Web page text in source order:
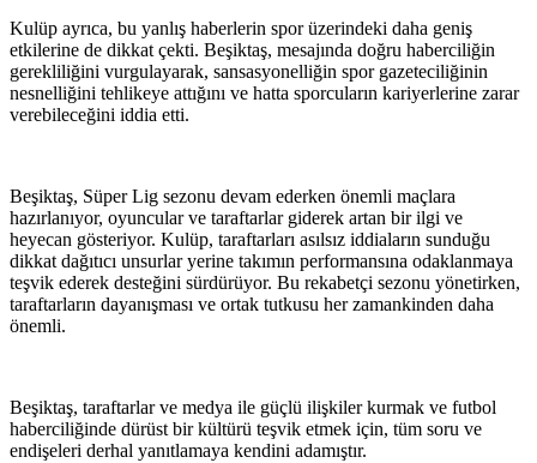
Kulüp ayrıca, bu yanlış haberlerin spor üzerindeki daha geniş
etkilerine de dikkat çekti. Beşiktaş, mesajında ​​doğru haberciliğin
gerekliliğini vurgulayarak, sansasyonelliğin spor gazeteciliğinin
nesnelliğini tehlikeye attığını ve hatta sporcuların kariyerlerine zarar
verebileceğini iddia etti.
Beşiktaş, Süper Lig sezonu devam ederken önemli maçlara
hazırlanıyor, oyuncular ve taraftarlar giderek artan bir ilgi ve
heyecan gösteriyor. Kulüp, taraftarları asılsız iddiaların sunduğu
dikkat dağıtıcı unsurlar yerine takımın performansına odaklanmaya
teşvik ederek desteğini sürdürüyor. Bu rekabetçi sezonu yönetirken,
taraftarların dayanışması ve ortak tutkusu her zamankinden daha
önemli.
Beşiktaş, taraftarlar ve medya ile güçlü ilişkiler kurmak ve futbol
haberciliğinde dürüst bir kültürü teşvik etmek için, tüm soru ve
endişeleri derhal yanıtlamaya kendini adamıştır.